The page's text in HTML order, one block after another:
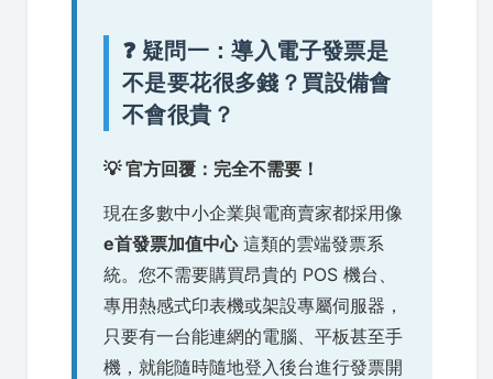
❓ 疑問一：導入電子發票是
不是要花很多錢？買設備會
不會很貴？
💡 官方回覆：完全不需要！
現在多數中小企業與電商賣家都採用像
e首發票加值中心這類的雲端發票系
統。您不需要購買昂貴的 POS 機台、
專用熱感式印表機或架設專屬伺服器，
只要有一台能連網的電腦、平板甚至手
機，就能隨時隨地登入後台進行發票開